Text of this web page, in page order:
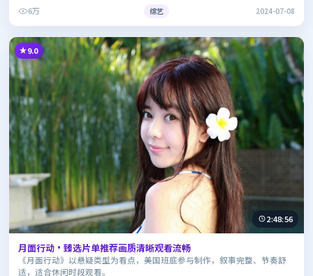
6万
综艺 2024-07-08
9.0
2:48:56
月面行动·臻选片单推荐画质清晰观看流畅
《月面行动》以悬疑类型为看点，美国班底参与制作，叙事完整、节奏舒
适，适合休闲时段观看。